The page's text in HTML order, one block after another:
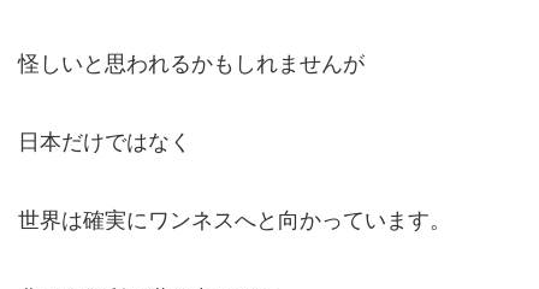
怪しいと思われるかもしれませんが
日本だけではなく
世界は確実にワンネスへと向かっています。